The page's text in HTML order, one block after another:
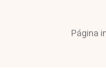
Página